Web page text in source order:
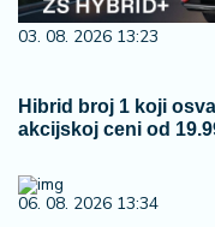
03. 08. 2026 13:23
Hibrid broj 1 koji
akcijskoj ceni od
06. 08. 2026 13:34